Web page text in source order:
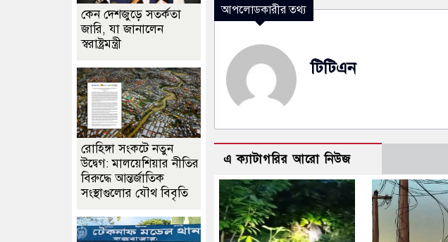
আপলোডকারীর তথ্য
টিটিএন
এ ক্যাটাগরির আরো নিউজ
কেন দেশজুড়ে সতর্কতা
জারি, যা জানালেন
স্বরাষ্ট্রমন্ত্রী
রোহিঙ্গা সংকটে নতুন
উদ্বেগ: মালয়েশিয়ার নীতির
বিরুদ্ধে আন্তর্জাতিক
সংস্থাগুলোর যৌথ বিবৃতি